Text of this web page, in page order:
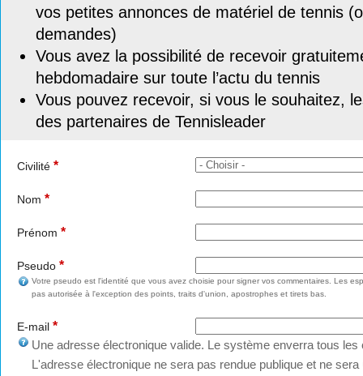
vos petites annonces de matériel de tennis
demandes)
Vous avez la possibilité de recevoir
hebdomadaire sur toute l’actu du tennis
Vous pouvez recevoir, si vous le souhaitez,
des partenaires de Tennisleader
Civilité *
Nom *
Prénom *
Pseudo *
Votre pseudo est l'identité que vous avez choisie pour signer vos commentaires. Les
pas autorisée à l'exception des points, traits d'union, apostrophes et tirets bas.
E-mail *
Une adresse électronique valide. Le système enverra tous
L'adresse électronique ne sera pas rendue publique et ne